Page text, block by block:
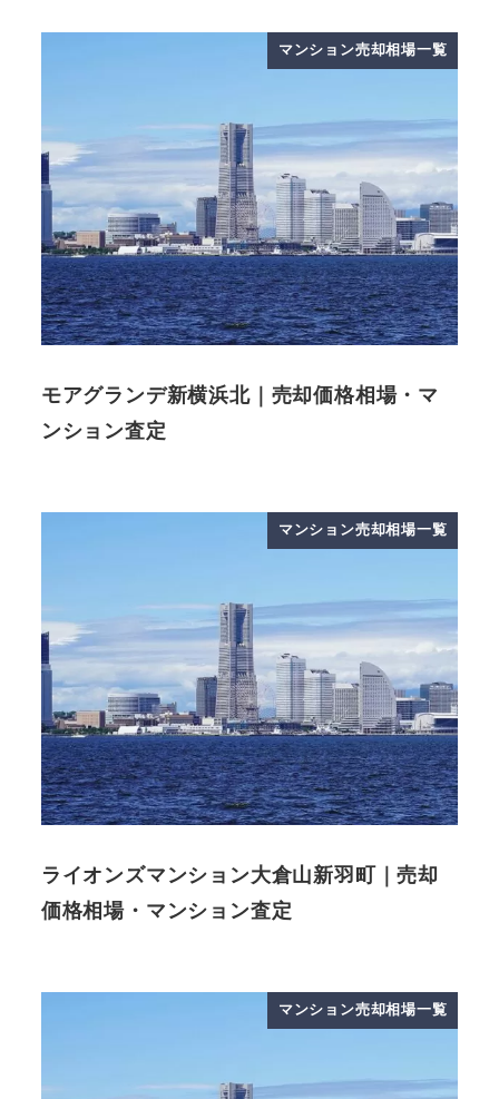
マンション売却相場一覧
モアグランデ新横浜北｜売却価格相場・マ
ンション査定
マンション売却相場一覧
ライオンズマンション大倉山新羽町｜売却
価格相場・マンション査定
マンション売却相場一覧